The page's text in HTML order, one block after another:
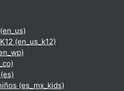
‎(en_us_k12)‎
‎(es_mx_kids)‎